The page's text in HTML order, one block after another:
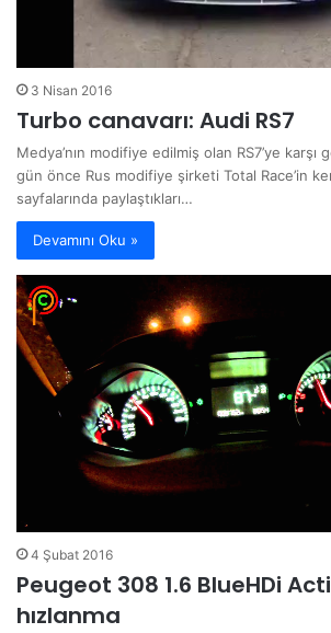
3 Nisan 2016
Turbo canavarı: Audi RS7
Medya’nın modifiye edilmiş olan RS7’ye
gün önce Rus modifiye şirketi Total Race’in
sayfalarında paylaştıkları…
Devamını Oku »
4 Şubat 2016
Peugeot 308 1.6 BlueHDi
hızlanma